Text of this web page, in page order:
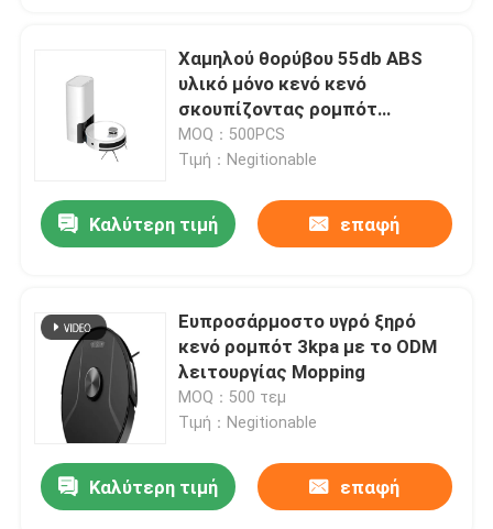
Χαμηλού θορύβου 55db ABS
υλικό μόνο κενό κενό
σκουπίζοντας ρομπότ
πατωμάτων ρομπότ
MOQ：500PCS
Τιμή：Negitionable
Καλύτερη τιμή επαφή
Ευπροσάρμοστο υγρό ξηρό
κενό ρομπότ 3kpa με το ODM
λειτουργίας Mopping
MOQ：500 τεμ
Τιμή：Negitionable
Καλύτερη τιμή επαφή